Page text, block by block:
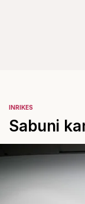
INRIKES
Sabuni